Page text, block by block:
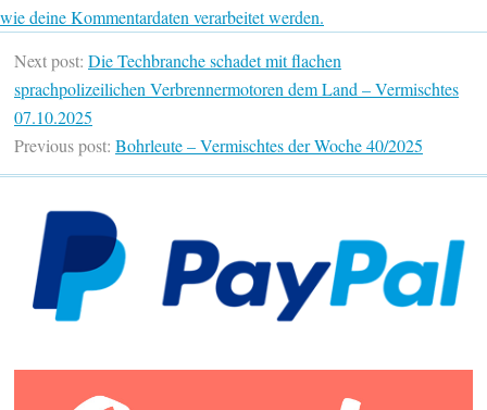
wie deine Kommentardaten verarbeitet werden.
Next post: Die Techbranche schadet mit flachen
sprachpolizeilichen Verbrennermotoren dem Land – Vermischtes
07.10.2025
Previous post: Bohrleute – Vermischtes der Woche 40/2025